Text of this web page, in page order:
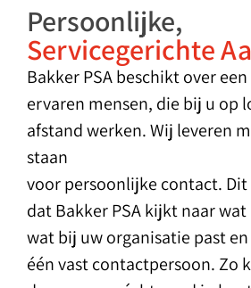
Persoonlijke,
Servicegerichte
Bakker PSA beschikt over
ervaren mensen, die bij u op
afstand werken. Wij leveren
staan
voor persoonlijke contact.
dat Bakker PSA kijkt naar
wat bij uw organisatie past
één vast contactpersoon. Zo